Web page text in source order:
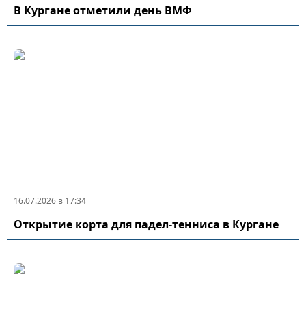
В Кургане отметили день ВМФ
16.07.2026 в 17:34
Открытие корта для падел-тенниса в Кургане